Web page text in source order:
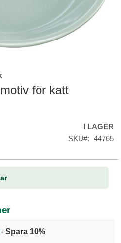
för katt
I LAGER
SKU
44765
- Spara 10%